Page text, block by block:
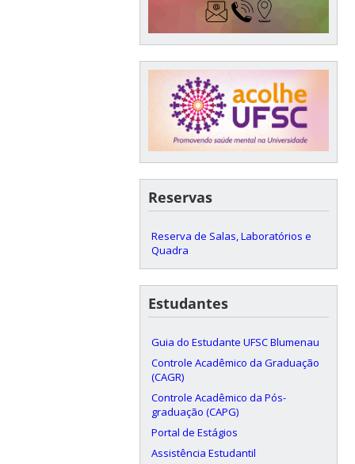
Reservas
Reserva de Salas, Laboratórios e
Quadra
Estudantes
Guia do Estudante UFSC Blumenau
Controle Acadêmico da Graduação
(CAGR)
Controle Acadêmico da Pós-
graduação (CAPG)
Portal de Estágios
Assistência Estudantil